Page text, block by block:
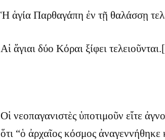
Ἡ ἁγία Παρθαγάπη ἐν τῇ θαλάσσῃ
Αἱ ἅγιαι δύο Κόραι ξίφει
Οἱ νεοπαγανιστὲς ὑποτιμοῦν εἴτε
ὅτι “ὁ ἀρχαῖος κόσμος